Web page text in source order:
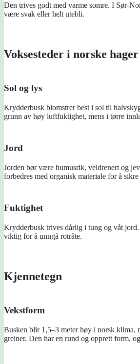
Den trives godt med varme somre. I Sør-
være svak eller helt utebli.
Voksesteder i norske hager
Sol og lys
Krydderbusk blomstrer best i sol til
grunn av høy luftfuktighet, mens i tørre
Jord
Jorden bør være humusrik, veldrenert og
forbedres med organisk materiale for å
Fuktighet
Krydderbusk trives dårlig i tung og våt
viktig for å unngå rotråte.
Kjennetegn
Vekstform
Busken blir 1,5–3 meter høy i norsk klima,
greiner. Den har en rund og opprett form,